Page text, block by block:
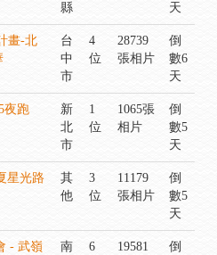
縣
天
畫-北
台
中
市
4
位
28739
張相片
倒
數6
天
夜跑
新
北
市
1
位
1065張
相片
倒
數5
天
星光路
其
他
3
位
11179
張相片
倒
數5
天
- 武嶺
南
6
19581
倒